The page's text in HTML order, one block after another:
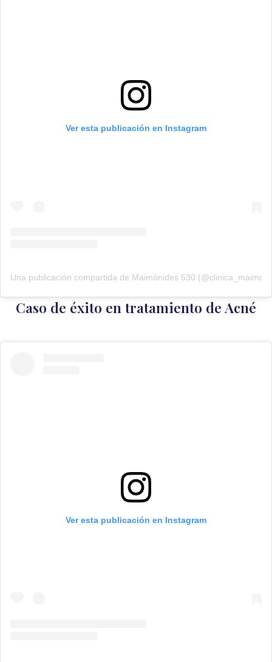
Ver esta publicación en Instagram
Una publicación compartida de Maimónides 530
Caso de éxito en tratamiento de Acné
Ver esta publicación en Instagram